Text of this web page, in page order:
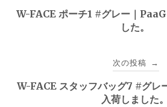
稿
ゲ
W-FACE ポーチ1 #グレー｜
した。
次の投稿 →
W-FACE スタッフバッグ7 #グレ
入荷しました。